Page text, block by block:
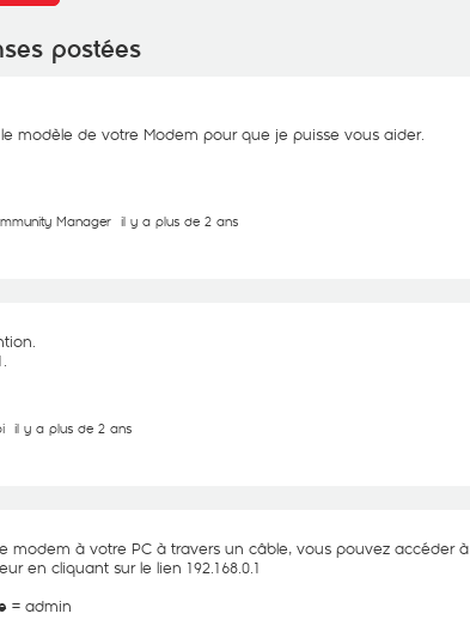
postées
modèle de votre Modem pour que je puisse vous aider.
Manager il y a plus de 2 ans
il y a plus de 2 ans
modem à votre PC à travers un câble, vous pouvez accéder à
en cliquant sur le lien 192.168.0.1
= admin